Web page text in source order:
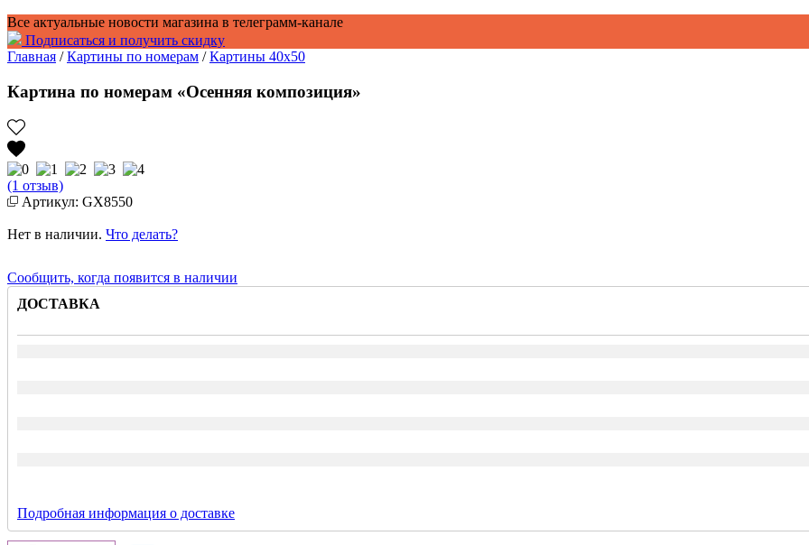
Все актуальные новости магазина в телеграмм-канале
Подписаться и получить скидку
Главная /Картины по номерам /Картины 40x50
Картина по номерам «Осенняя композиция»
(1 отзыв)
Артикул: GX8550
Нет в наличии. Что делать?
Сообщить, когда появится в наличии
ДОСТАВКА
Подробная информация о доставке